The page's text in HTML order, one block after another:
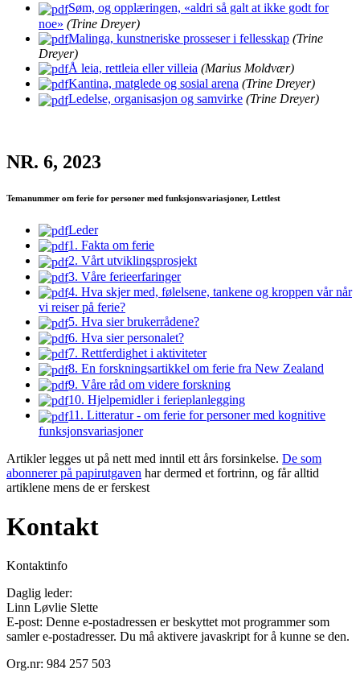
Søm, og opplæringen, «aldri så galt at ikke godt for
noe» (Trine Dreyer)
Malinga, kunstneriske prosseser i fellesskap (Trine
Dreyer)
Å leia, rettleia eller villeia (Marius Moldvær)
Kantina, matglede og sosial arena (Trine Dreyer)
Ledelse, organisasjon og samvirke (Trine Dreyer)
NR. 6, 2023
Temanummer om ferie for personer med funksjonsvariasjoner, Lettlest
Leder
1. Fakta om ferie
2. Vårt utviklingsprosjekt
3. Våre ferieerfaringer
4. Hva skjer med, følelsene, tankene og kroppen vår når
vi reiser på ferie?
5. Hva sier brukerrådene?
6. Hva sier personalet?
7. Rettferdighet i aktiviteter
8. En forskningsartikkel om ferie fra New Zealand
9. Våre råd om videre forskning
10. Hjelpemidler i ferieplanlegging
11. Litteratur - om ferie for personer med kognitive
funksjonsvariasjoner
Artikler legges ut på nett med inntil ett års forsinkelse. De som
abonnerer på papirutgaven har dermed et fortrinn, og får alltid
artiklene mens de er ferskest
Kontakt
Kontaktinfo
Daglig leder:
Linn Løvlie Slette
E-post: Denne e-postadressen er beskyttet mot programmer som
samler e-postadresser. Du må aktivere javaskript for å kunne se den.
Org.nr: 984 257 503